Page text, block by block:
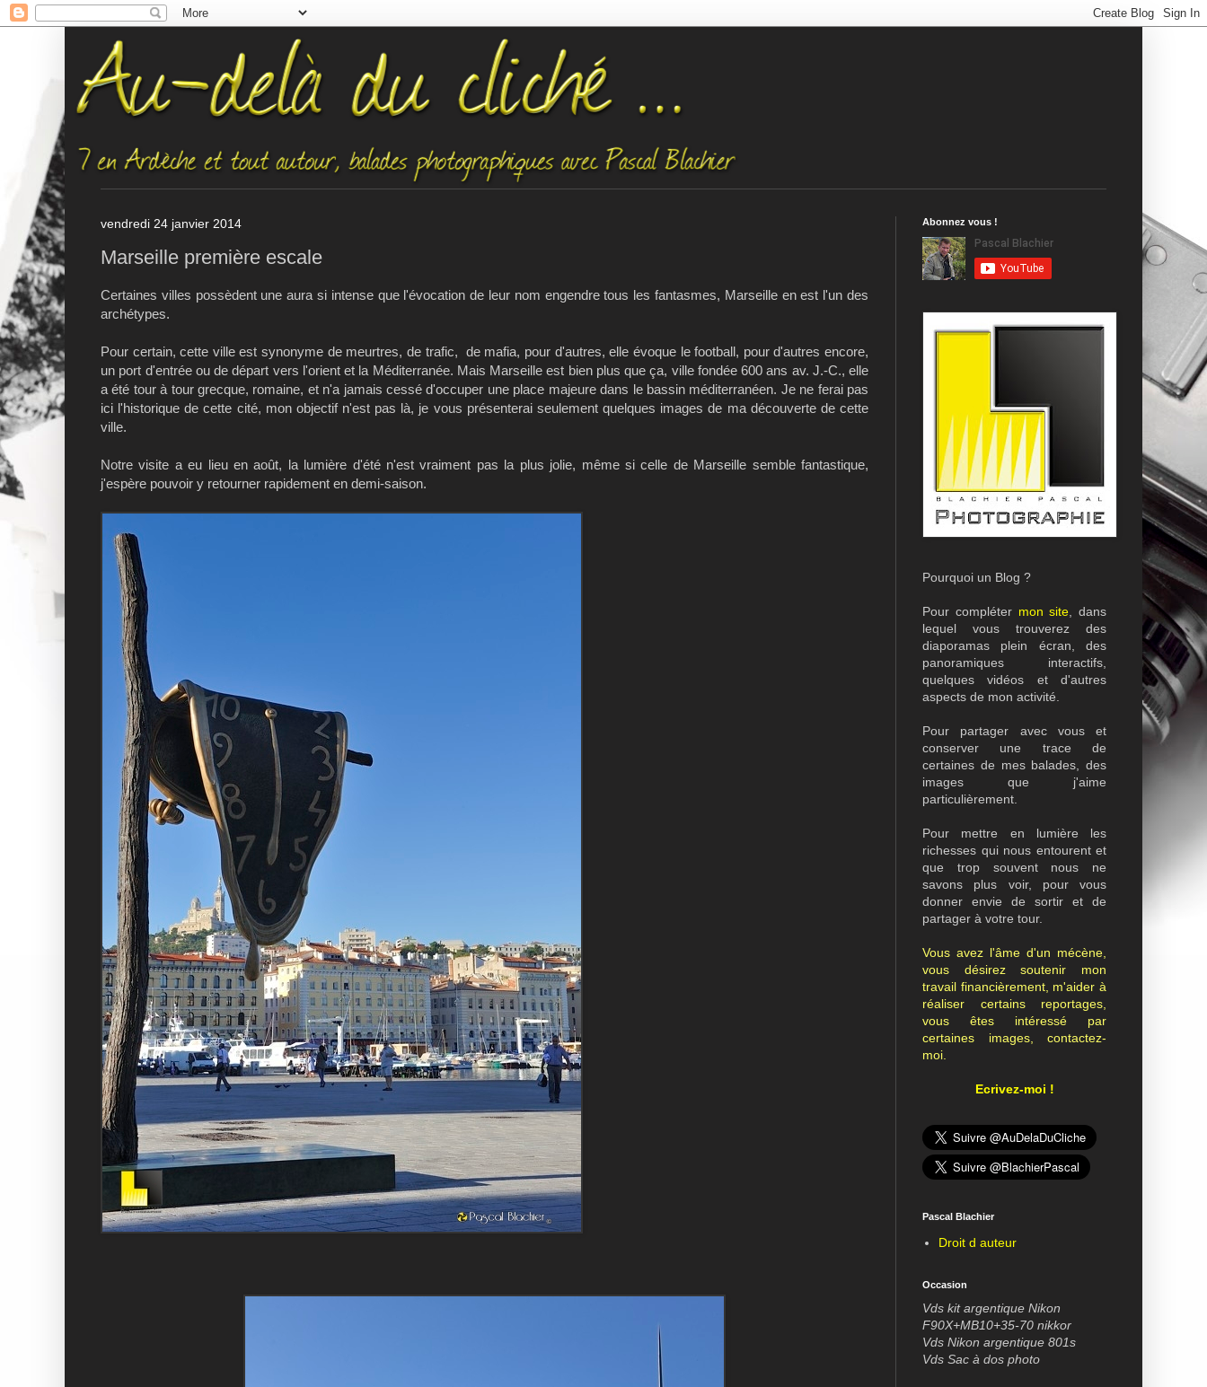
vendredi 24 janvier 2014
Marseille première escale
Certaines villes possèdent une aura si intense que l'évocation de leur nom engendre tous les fantasmes, Marseille en est l'un des
archétypes.
Pour certain, cette ville est synonyme de meurtres, de trafic, de mafia, pour d'autres, elle évoque le football, pour d'autres encore,
un port d'entrée ou de départ vers l'orient et la Méditerranée. Mais Marseille est bien plus que ça, ville fondée 600 ans av. J.-C., elle
a été tour à tour grecque, romaine, et n'a jamais cessé d'occuper une place majeure dans le bassin méditerranéen. Je ne ferai pas
ici l'historique de cette cité, mon objectif n'est pas là, je vous présenterai seulement quelques images de ma découverte de cette
ville.
Notre visite a eu lieu en août, la lumière d'été n'est vraiment pas la plus jolie, même si celle de Marseille semble fantastique,
j'espère pouvoir y retourner rapidement en demi-saison.
Abonnez vous !
Pourquoi un Blog ?
Pour compléter mon site , dans
lequel vous trouverez des
diaporamas plein écran, des
panoramiques interactifs,
quelques vidéos et d'autres
aspects de mon activité.
Pour partager avec vous et
conserver une trace de
certaines de mes balades, des
images que j'aime
particulièrement.
Pour mettre en lumière les
richesses qui nous entourent et
que trop souvent nous ne
savons plus voir, pour vous
donner envie de sortir et de
partager à votre tour.
Vous avez l'âme d'un mécène,
vous désirez soutenir mon
travail financièrement, m'aider à
réaliser certains reportages,
vous êtes intéressé par
certaines images, contactez-
moi.
Ecrivez-moi !
Pascal Blachier
Droit d auteur
Occasion
Vds kit argentique Nikon
F90X+MB10+35-70 nikkor
Vds Nikon argentique 801s
Vds Sac à dos photo